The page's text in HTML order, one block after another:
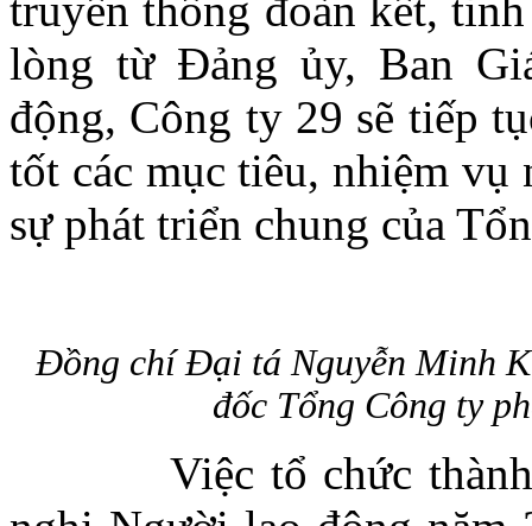
lòng từ Đảng ủy, Ban
động, Công ty 29 sẽ tiếp
tốt các mục tiêu, nhiệm vụ
sự phát triển chung của
Đồng chí Đại tá Nguyễn Minh
đốc Tổng Công ty
Việc tổ chức thành